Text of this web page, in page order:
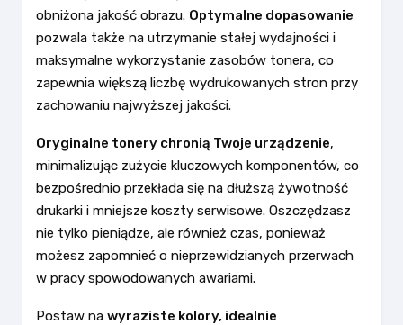
obniżona jakość obrazu. Optymalne dopasowanie
pozwala także na utrzymanie stałej wydajności i
maksymalne wykorzystanie zasobów tonera, co
zapewnia większą liczbę wydrukowanych stron przy
zachowaniu najwyższej jakości.
Oryginalne tonery chronią Twoje urządzenie,
minimalizując zużycie kluczowych komponentów, co
bezpośrednio przekłada się na dłuższą żywotność
drukarki i mniejsze koszty serwisowe. Oszczędzasz
nie tylko pieniądze, ale również czas, ponieważ
możesz zapomnieć o nieprzewidzianych przerwach
w pracy spowodowanych awariami.
Postaw na wyraziste kolory, idealnie